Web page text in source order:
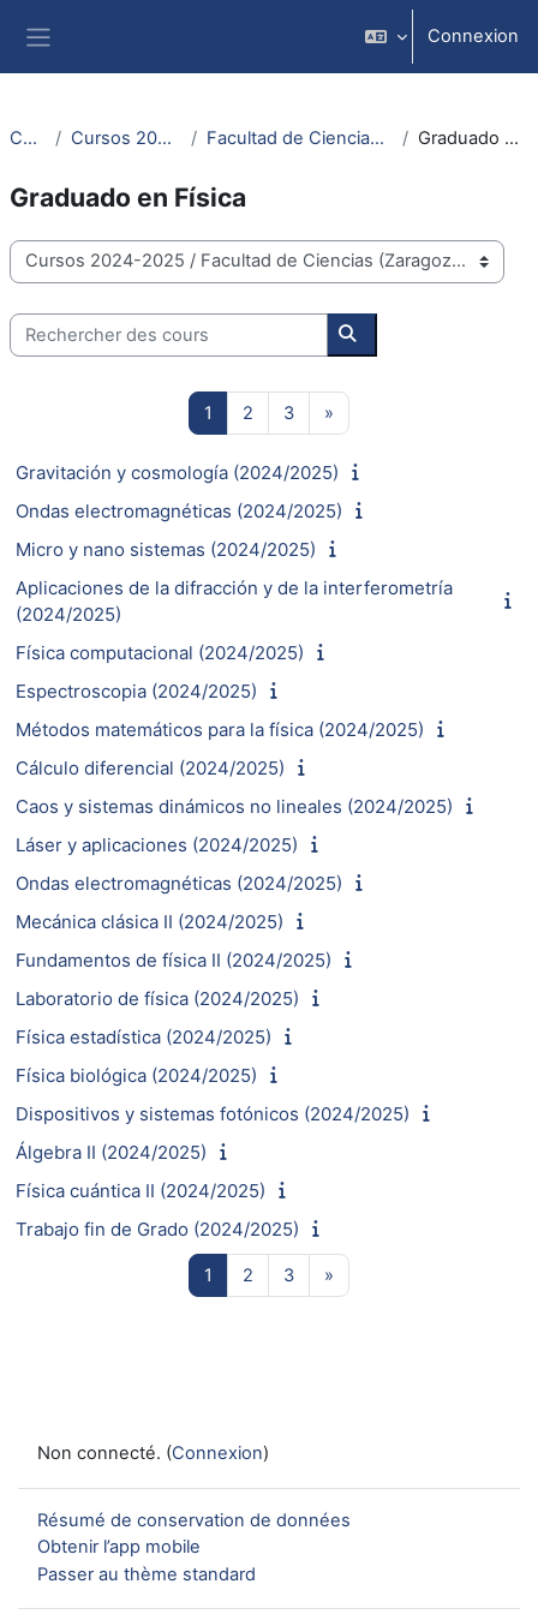
Connexion
Cours Cursos 2024-2025 Facultad de Ciencias (Zaragoza) Graduado en Física
Graduado en Física
Catégories de cours
Rechercher des cours
Rechercher des cours
1 Page 1
2 Page 2
3Page 3
»
Gravitación y cosmología (2024/2025)
Ondas electromagnéticas (2024/2025)
Micro y nano sistemas (2024/2025)
Aplicaciones de la difracción y de la interferometría
(2024/2025)
Física computacional (2024/2025)
Espectroscopia (2024/2025)
Métodos matemáticos para la física (2024/2025)
Cálculo diferencial (2024/2025)
Caos y sistemas dinámicos no lineales (2024/2025)
Láser y aplicaciones (2024/2025)
Ondas electromagnéticas (2024/2025)
Mecánica clásica II (2024/2025)
Fundamentos de física II (2024/2025)
Laboratorio de física (2024/2025)
Física estadística (2024/2025)
Física biológica (2024/2025)
Dispositivos y sistemas fotónicos (2024/2025)
Álgebra II (2024/2025)
Física cuántica II (2024/2025)
Trabajo fin de Grado (2024/2025)
1 Page 1
2 Page 2
3Page 3
»
Non connecté. (Connexion)
Résumé de conservation de données
Obtenir l’app mobile
Passer au thème standard